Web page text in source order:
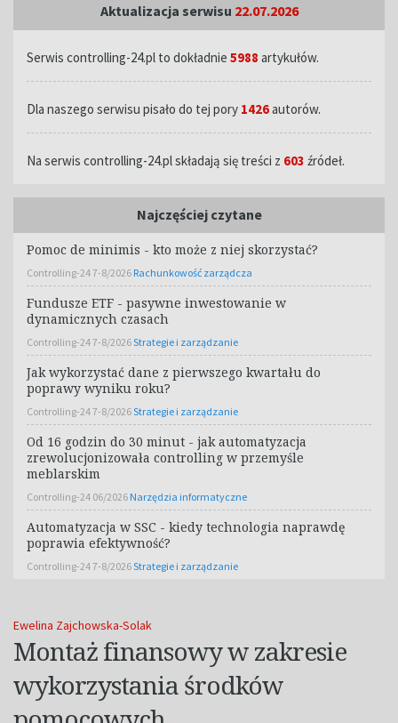
Ewelina Zajchowska-Solak
Montaż finansowy w zakresie
wykorzystania środków
Aktualizacja serwisu 22.07.2026
Serwis controlling-24.pl to dokładnie 5988 artykułów.
Dla naszego serwisu pisało do tej pory 1426autorów.
Na serwis controlling-24.pl składają się treści z 603 źródeł.
Najczęściej czytane
Pomoc de minimis - kto może z niej skorzystać?
Controlling-24 7-8/2026 Rachunkowość zarządcza
Fundusze ETF - pasywne inwestowanie w
dynamicznych czasach
Controlling-24 7-8/2026Strategie i zarządzanie
Jak wykorzystać dane z pierwszego kwartału do
poprawy wyniku roku?
Controlling-24 7-8/2026Strategie i zarządzanie
Od 16 godzin do 30 minut - jak automatyzacja
zrewolucjonizowała controlling w przemyśle
meblarskim
Controlling-24 06/2026 Narzędzia informatyczne
Automatyzacja w SSC - kiedy technologia naprawdę
poprawia efektywność?
Controlling-24 7-8/2026Strategie i zarządzanie